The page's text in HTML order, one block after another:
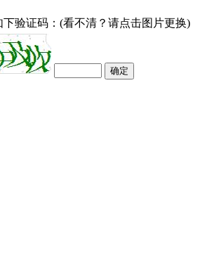
下验证码：(看不清？请点击图片更换)